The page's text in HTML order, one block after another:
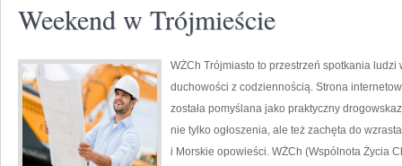
Weekend w Trójmieście
WŻCh Trójmiasto to przestrzeń spotkania ludzi
duchowości z codziennością. Strona
została pomyślana jako praktyczny
nie tylko ogłoszenia, ale też zachęta do
i Morskie opowieści. WŻCh (Wspólnota Życia